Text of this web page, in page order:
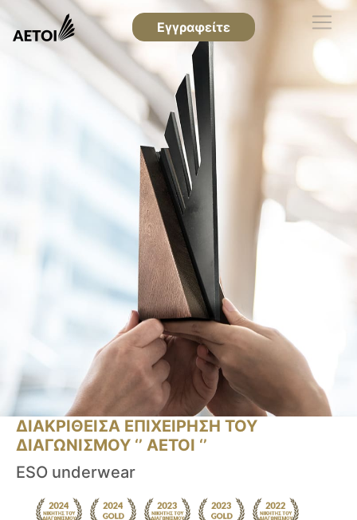
Εγγραφείτε
ΔΙΑΚΡΙΘΕΙΣΑ ΕΠΙΧΕΙΡΗΣΗ ΤΟΥ
ΔΙΑΓΩΝΙΣΜΟΥ ‘’ ΑΕΤΟΙ ‘’
ESO underwear